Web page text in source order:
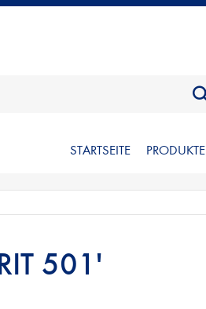
STARTSEITE PRODUKTE
501'